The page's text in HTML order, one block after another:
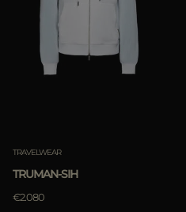
TRAVELWEAR
TRUMAN-SIH
€2.080